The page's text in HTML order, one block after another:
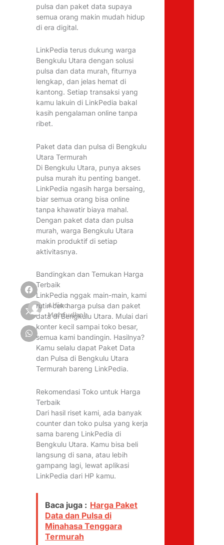
Alfina
Mahfudhoh
pulsa dan paket data supaya
semua orang makin mudah hidup
di era digital.
LinkPedia terus dukung warga
Bengkulu Utara dengan solusi
pulsa dan data murah, fiturnya
lengkap, dan jelas hemat di
kantong. Setiap transaksi yang
kamu lakuin di LinkPedia bakal
kasih pengalaman online tanpa
ribet.
Paket data dan pulsa di Bengkulu
Utara Termurah
Di Bengkulu Utara, punya akses
pulsa murah itu penting banget.
LinkPedia ngasih harga bersaing,
biar semua orang bisa online
tanpa khawatir biaya mahal.
Dengan paket data dan pulsa
murah, warga Bengkulu Utara
makin produktif di setiap
aktivitasnya.
Bandingkan dan Temukan Harga
Terbaik
LinkPedia nggak main-main, kami
rutin cek harga pulsa dan paket
data di Bengkulu Utara. Mulai dari
konter kecil sampai toko besar,
semua kami bandingin. Hasilnya?
Kamu selalu dapat Paket Data
dan Pulsa di Bengkulu Utara
Termurah bareng LinkPedia.
Rekomendasi Toko untuk Harga
Terbaik
Dari hasil riset kami, ada banyak
counter dan toko pulsa yang kerja
sama bareng LinkPedia di
Bengkulu Utara. Kamu bisa beli
langsung di sana, atau lebih
gampang lagi, lewat aplikasi
LinkPedia dari HP kamu.
Baca juga : Harga Paket
Data dan Pulsa di
Minahasa Tenggara
Termurah